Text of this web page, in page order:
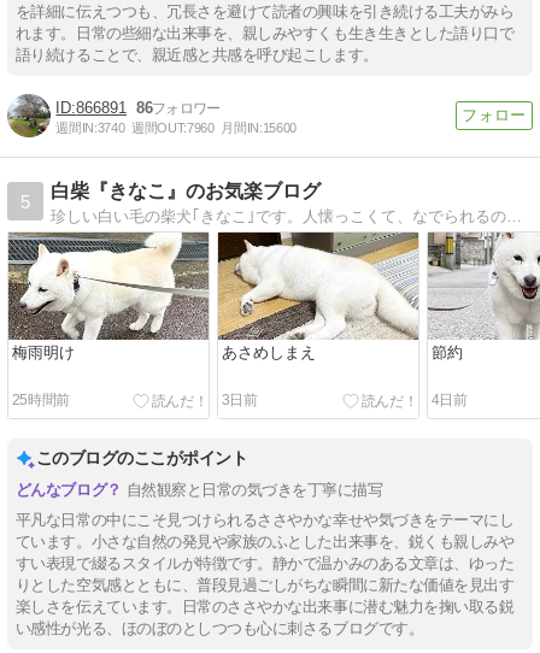
を詳細に伝えつつも、冗長さを避けて読者の興味を引き続ける工夫がみら
れます。日常の些細な出来事を、親しみやすくも生き生きとした語り口で
語り続けることで、親近感と共感を呼び起こします。
866891 86
週間IN:3740 週間OUT:7960 月間IN:15600
5
白柴『きなこ』のお気楽ブログ
珍しい白い毛の柴犬｢きなこ｣です。人懐っこくて、なでられるのが大好き。ワンコにも優しくフレンドリーな柴犬らしくない柴犬です。そんな｢きなこ｣は我家のアイドルです
梅雨明け
25時間前
あさめしまえ
3日前
節約
4日前
このブログのここがポイント
自然観察と日常の気づきを丁寧に描写
平凡な日常の中にこそ見つけられるささやかな幸せや気づきをテーマにし
ています。小さな自然の発見や家族のふとした出来事を、鋭くも親しみや
すい表現で綴るスタイルが特徴です。静かで温かみのある文章は、ゆった
りとした空気感とともに、普段見過ごしがちな瞬間に新たな価値を見出す
楽しさを伝えています。日常のささやかな出来事に潜む魅力を掬い取る鋭
い感性が光る、ほのぼのとしつつも心に刺さるブログです。